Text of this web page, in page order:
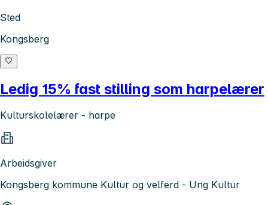
Sted
Kongsberg
Ledig 15% fast stilling som harpelærer
Kulturskolelærer - harpe
Arbeidsgiver
Kongsberg kommune Kultur og velferd - Ung Kultur